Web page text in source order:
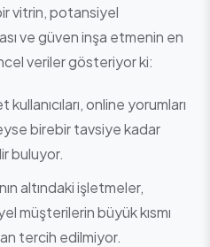
vitrin, potansiyel
ve güven inşa etmenin en
veriler gösteriyor ki:
kullanıcıları, online yorumları
birebir tavsiye kadar
buluyor.
altındaki işletmeler,
müşterilerin büyük kısmı
tercih edilmiyor.